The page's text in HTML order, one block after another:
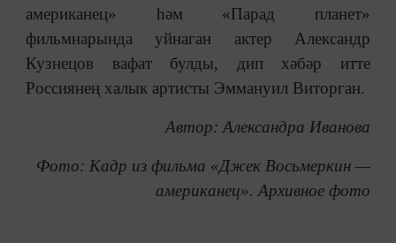
американец» һәм «Парад планет»
фильмнарында уйнаган актер Александр
Кузнецов вафат булды, дип хәбәр итте
Россиянең халык артисты Эммануил Виторган.
Автор: Александра Иванова
Фото: Кадр из фильма «Джек Восьмеркин —
американец». Архивное фото